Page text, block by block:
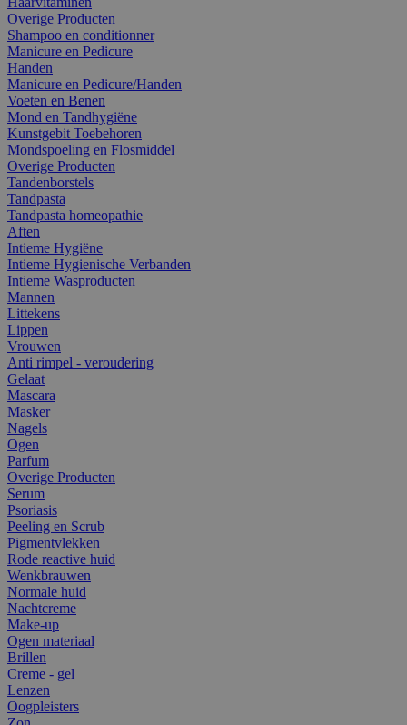
Overige Producten
Shampoo en conditionner
Manicure en Pedicure
Handen
Manicure en Pedicure/Handen
Voeten en Benen
Mond en Tandhygiëne
Kunstgebit Toebehoren
Mondspoeling en Flosmiddel
Overige Producten
Tandenborstels
Tandpasta
Tandpasta homeopathie
Aften
Intieme Hygiëne
Intieme Hygienische Verbanden
Intieme Wasproducten
Mannen
Littekens
Lippen
Vrouwen
Anti rimpel - veroudering
Gelaat
Mascara
Masker
Nagels
Ogen
Parfum
Overige Producten
Serum
Psoriasis
Peeling en Scrub
Pigmentvlekken
Rode reactive huid
Wenkbrauwen
Normale huid
Nachtcreme
Make-up
Ogen materiaal
Brillen
Creme - gel
Lenzen
Oogpleisters